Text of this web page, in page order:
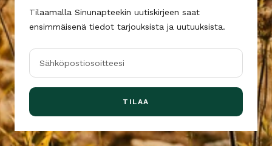
Tilaamalla Sinunapteekin uutiskirjeen saat
ensimmäisenä tiedot tarjouksista ja uutuuksista.
Sähköpostiosoitteesi
TILAA